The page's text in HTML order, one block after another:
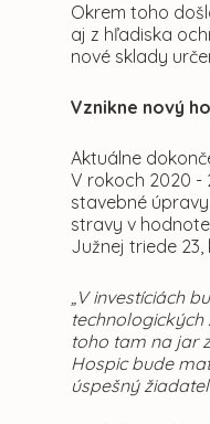
Okrem toho
aj z hľadiska
nové sklady
Vznikne nový
Aktuálne
V rokoch 2020 -
stavebné
stravy v
Južnej triede
„V investíciách
toho tam na jar
Hospic bude
úspešný